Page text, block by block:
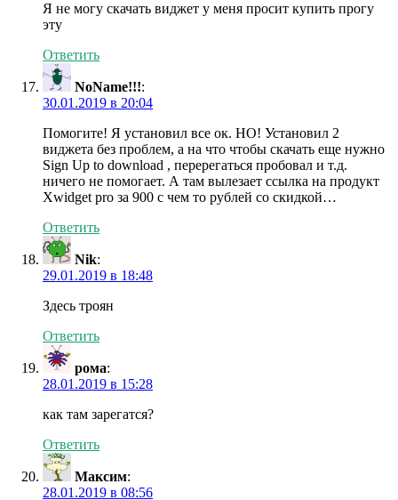
Я не могу скачать виджет у меня просит купить прогу
эту
Ответить
NoName!!!:
30.01.2019 в 20:04
Помогите! Я установил все ок. НО! Установил 2
виджета без проблем, а на что чтобы скачать еще нужно
Sign Up to download , перерегаться пробовал и т.д.
ничего не помогает. А там вылезает ссылка на продукт
Xwidget pro за 900 с чем то рублей со скидкой…
Ответить
Nik:
29.01.2019 в 18:48
Здесь троян
Ответить
рома:
28.01.2019 в 15:28
как там зарегатся?
Ответить
Максим:
28.01.2019 в 08:56